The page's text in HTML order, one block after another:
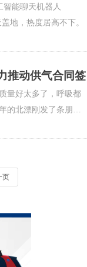
智能聊天机器人
地，热度居高不下。
推动供气合同签
量好太多了，呼吸都
的北漂刚发了条朋友
北京蓝”照片。2017年
蓝天保卫战，大力推广
环境问题，并取得了重
指出，北方地区“煤
页